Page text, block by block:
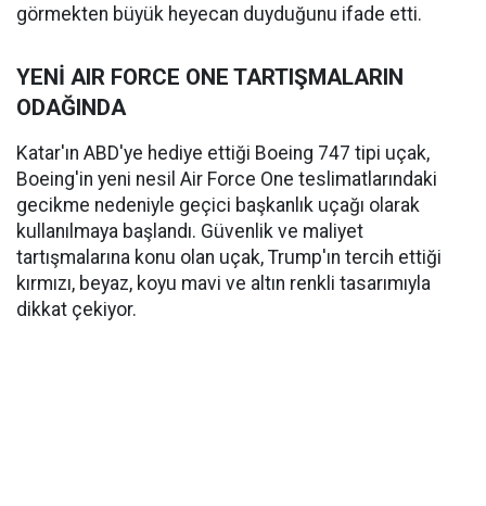
görmekten büyük heyecan duyduğunu ifade etti.
YENİ AIR FORCE ONE TARTIŞMALARIN
ODAĞINDA
Katar'ın ABD'ye hediye ettiği Boeing 747 tipi uçak,
Boeing'in yeni nesil Air Force One teslimatlarındaki
gecikme nedeniyle geçici başkanlık uçağı olarak
kullanılmaya başlandı. Güvenlik ve maliyet
tartışmalarına konu olan uçak, Trump'ın tercih ettiği
kırmızı, beyaz, koyu mavi ve altın renkli tasarımıyla
dikkat çekiyor.